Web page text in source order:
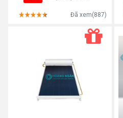
Đã xem(887)